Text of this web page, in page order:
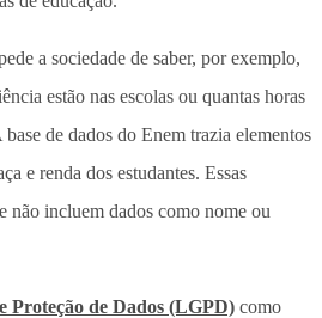
a sociedade de saber, por exemplo,
estão nas escolas ou quantas horas
de dados do Enem trazia elementos
e renda dos estudantes. Essas
não incluem dados como nome ou
Proteção de Dados (LGPD) como